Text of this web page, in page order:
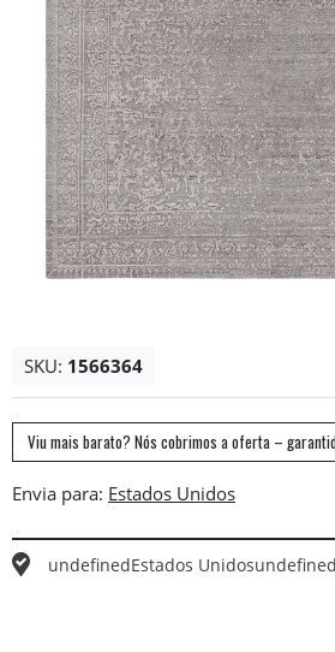
SKU: 1566364
Viu mais barato? Nós cobrimos a oferta –
Envia para:
undefinedEstados Unidosundefined